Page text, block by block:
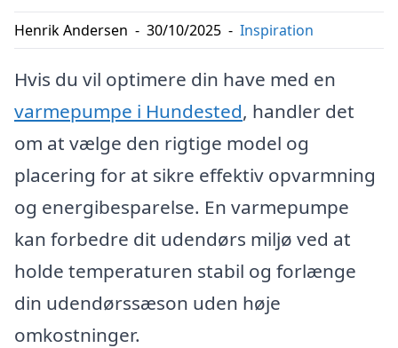
Henrik Andersen - 30/10/2025 - Inspiration
Hvis du vil optimere din have med en
varmepumpe i Hundested, handler det
om at vælge den rigtige model og
placering for at sikre effektiv opvarmning
og energibesparelse. En varmepumpe
kan forbedre dit udendørs miljø ved at
holde temperaturen stabil og forlænge
din udendørssæson uden høje
omkostninger.